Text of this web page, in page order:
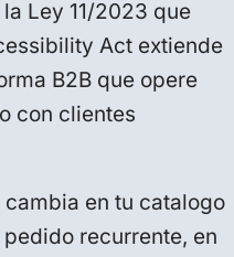
Ley 11/2023 que
Act extiende
B2B que opere
con clientes
en tu catalogo
recurrente, en